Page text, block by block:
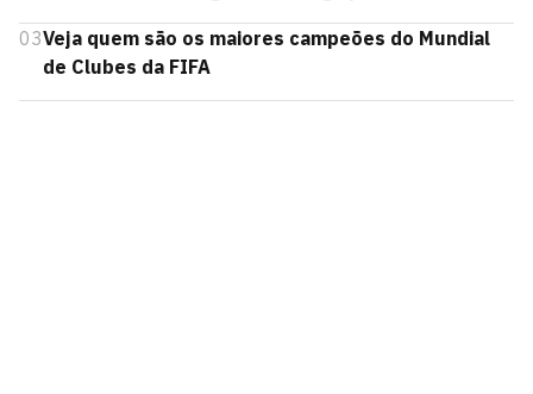
03Veja quem são os maiores campeões do Mundial
de Clubes da FIFA